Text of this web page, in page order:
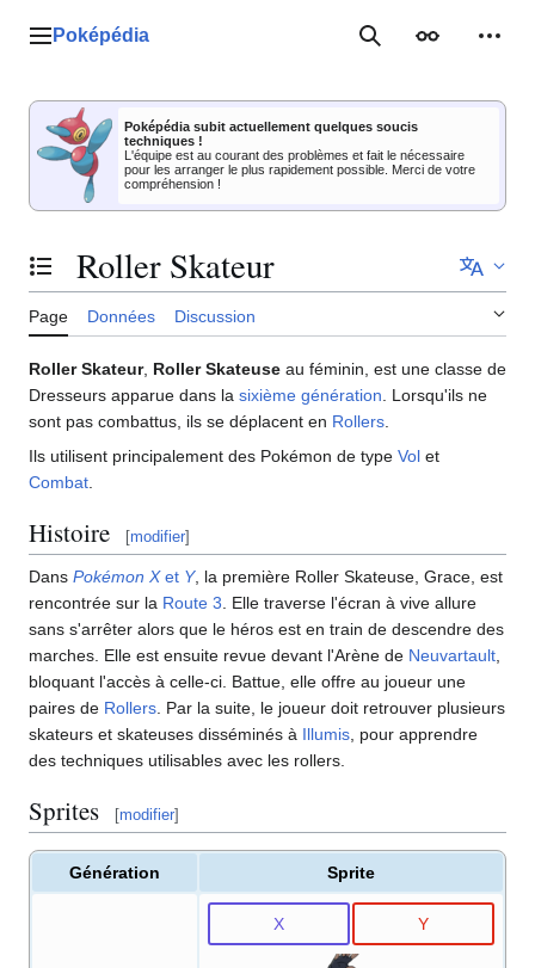
Menu principal
Poképédia RechercherApparence
Poképédia subit actuellement quelques soucis
techniques !
L'équipe est au courant des problèmes et fait le nécessaire
pour les arranger le plus rapidement possible. Merci de votre
compréhension !
Basculer la table des matières
Roller Skateur
Page Données Discussion
Roller Skateur, Roller Skateuse au féminin, est une classe de
Dresseurs apparue dans la sixième génération . Lorsqu'ils ne
sont pas combattus, ils se déplacent en Rollers
Ils utilisent principalement des Pokémon de type Vol et
Combat
Histoire [modifier]
Dans Pokémon Xet Y, la première Roller Skateuse, Grace, est
rencontrée sur la Route 3 . Elle traverse l'écran à vive allure
sans s'arrêter alors que le héros est en train de descendre des
marches. Elle est ensuite revue devant l'Arène de Neuvartault
bloquant l'accès à celle-ci. Battue, elle offre au joueur une
paires de Rollers . Par la suite, le joueur doit retrouver plusieurs
skateurs et skateuses disséminés à Illumis , pour apprendre
des techniques utilisables avec les rollers.
Sprites [modifier]
Génération Sprite
X Y